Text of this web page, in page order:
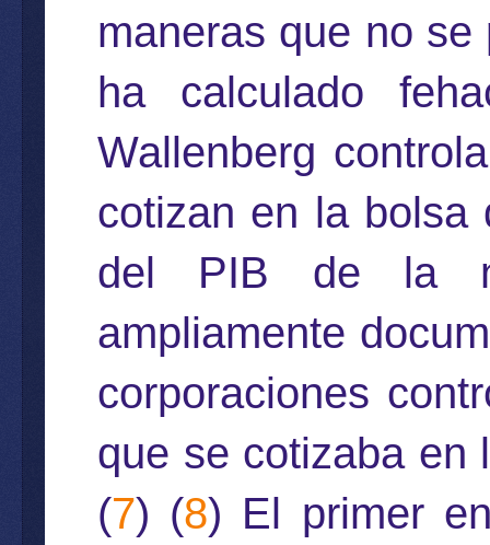
maneras que no
ha calculado
Wallenberg
cotizan en la bolsa
del PIB de la
ampliamente
corporaciones
que se cotizaba en
(7) (8) El primer